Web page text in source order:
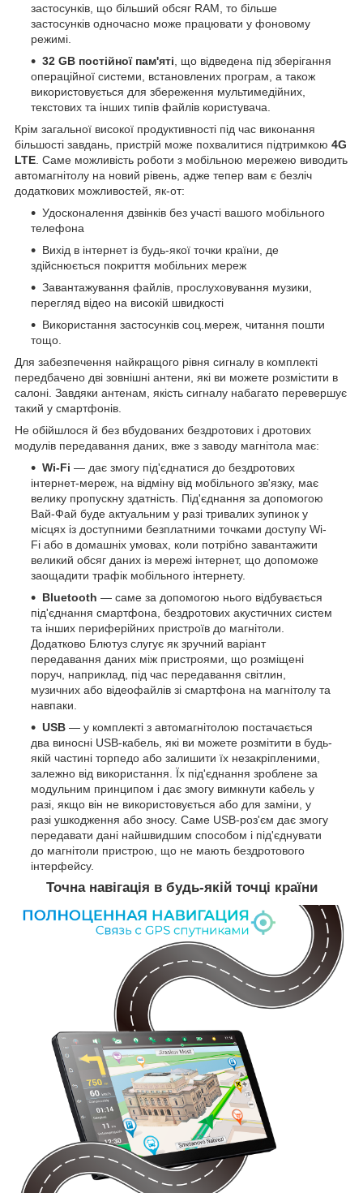
застосунків, що більший обсяг RAM, то більше
застосунків одночасно може працювати у фоновому
режимі.
32 GB постійної пам'яті , що відведена під зберігання
операційної системи, встановлених програм, а також
використовується для збереження мультимедійних,
текстових та інших типів файлів користувача.
Крім загальної високої продуктивності під час виконання
більшості завдань, пристрій може похвалитися підтримкою 4G
LTE . Саме можливість роботи з мобільною мережею виводить
автомагнітолу на новий рівень, адже тепер вам є безліч
додаткових можливостей, як-от:
Удосконалення дзвінків без участі вашого мобільного
телефона
Вихід в інтернет із будь-якої точки країни, де
здійснюється покриття мобільних мереж
Завантажування файлів, прослуховування музики,
перегляд відео на високій швидкості
Використання застосунків соц.мереж, читання пошти
тощо.
Для забезпечення найкращого рівня сигналу в комплекті
передбачено дві зовнішні антени, які ви можете розмістити в
салоні. Завдяки антенам, якість сигналу набагато перевершує
такий у смартфонів.
Не обійшлося й без вбудованих бездротових і дротових
модулів передавання даних, вже з заводу магнітола має:
Wi-Fi — дає змогу під'єднатися до бездротових
інтернет-мереж, на відміну від мобільного зв'язку, має
велику пропускну здатність. Під'єднання за допомогою
Вай-Фай буде актуальним у разі тривалих зупинок у
місцях із доступними безплатними точками доступу Wi-
Fi або в домашніх умовах, коли потрібно завантажити
великий обсяг даних із мережі інтернет, що допоможе
заощадити трафік мобільного інтернету.
Bluetooth — саме за допомогою нього відбувається
під'єднання смартфона, бездротових акустичних систем
та інших периферійних пристроїв до магнітоли.
Додатково Блютуз слугує як зручний варіант
передавання даних між пристроями, що розміщені
поруч, наприклад, під час передавання світлин,
музичних або відеофайлів зі смартфона на магнітолу та
навпаки.
USB — у комплекті з автомагнітолою постачається
два виносні USB-кабель, які ви можете розмітити в будь-
якій частині торпедо або залишити їх незакріпленими,
залежно від використання. Їх під'єднання зроблене за
модульним принципом і дає змогу вимкнути кабель у
разі, якщо він не використовується або для заміни, у
разі ушкодження або зносу. Саме USB-роз'єм дає змогу
передавати дані найшвидшим способом і під'єднувати
до магнітоли пристрою, що не мають бездротового
інтерфейсу.
Точна навігація в будь-якій точці країни